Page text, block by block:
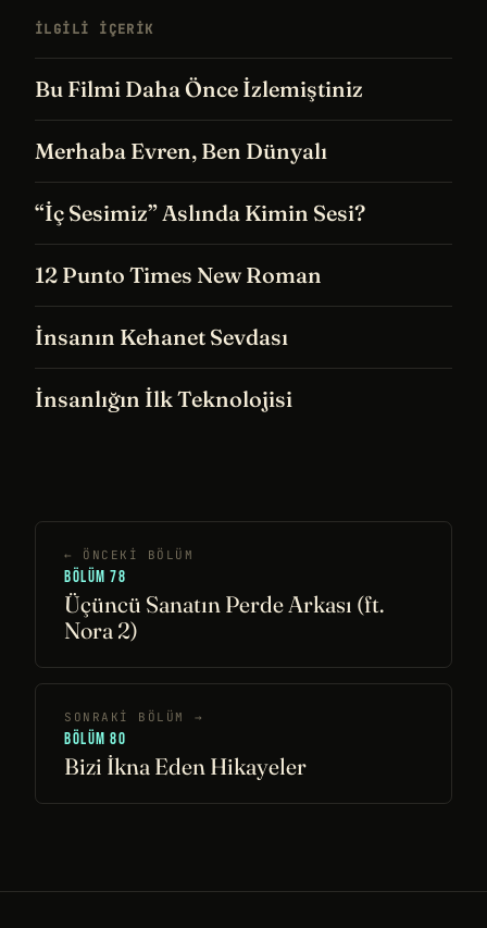
İLGILI IÇERIK
Bu Filmi Daha Önce İzlemiştiniz
Merhaba Evren, Ben Dünyalı
“İç Sesimiz” Aslında Kimin Sesi?
12 Punto Times New Roman
İnsanın Kehanet Sevdası
İnsanlığın İlk Teknolojisi
← ÖNCEKI BÖLÜM
BÖLÜM 78
Üçüncü Sanatın Perde Arkası (ft.
Nora 2)
SONRAKI BÖLÜM →
BÖLÜM 80
Bizi İkna Eden Hikayeler